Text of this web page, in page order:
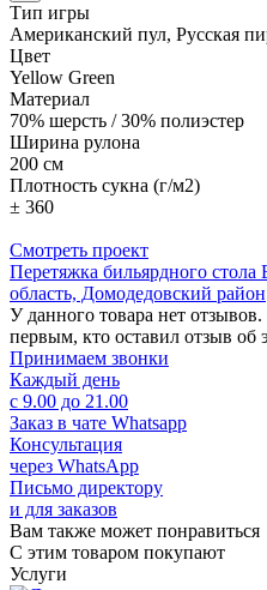
Тип игры
Американский пул, Русская
Цвет
Yellow Green
Материал
70% шерсть / 30% полиэстер
Ширина рулона
200 см
Плотность сукна (г/м2)
± 360
Смотреть проект
Перетяжка бильярдного
область, Домодедовский район
У данного товара нет отзывов.
первым, кто оставил отзыв об
Принимаем звонки
Каждый день
с 9.00 до 21.00
Заказ в чате Whatsapp
Консультация
через WhatsApp
Письмо директору
и для заказов
Вам также может понравиться
С этим товаром покупают
Услуги